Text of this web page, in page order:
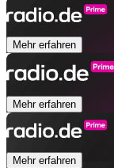
Mehr erfahren
Mehr erfahren
Mehr erfahren